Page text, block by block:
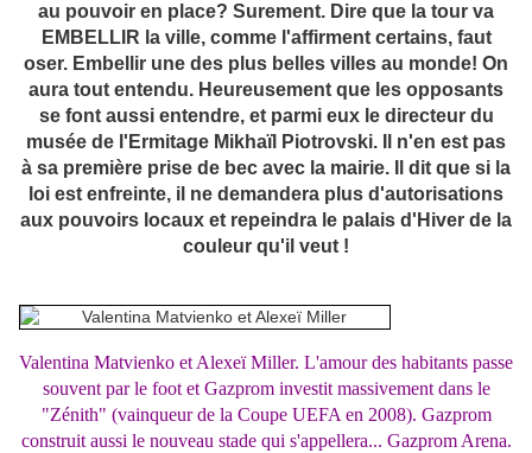
au pouvoir en place? Surement. Dire que la tour va
EMBELLIR la ville, comme l'affirment certains, faut
oser. Embellir une des plus belles villes au monde! On
aura tout entendu. Heureusement que les opposants
se font aussi entendre, et parmi eux le directeur du
musée de l'Ermitage Mikhaïl Piotrovski. Il n'en est pas
à sa première prise de bec avec la mairie. Il dit que si la
loi est enfreinte, il ne demandera plus d'autorisations
aux pouvoirs locaux et repeindra le palais d'Hiver de la
couleur qu'il veut !
Valentina Matvienko et Alexeï Miller. L'amour des habitants passe
souvent par le foot et Gazprom investit massivement dans le
"Zénith" (vainqueur de la Coupe UEFA en 2008). Gazprom
construit aussi le nouveau stade qui s'appellera... Gazprom Arena.